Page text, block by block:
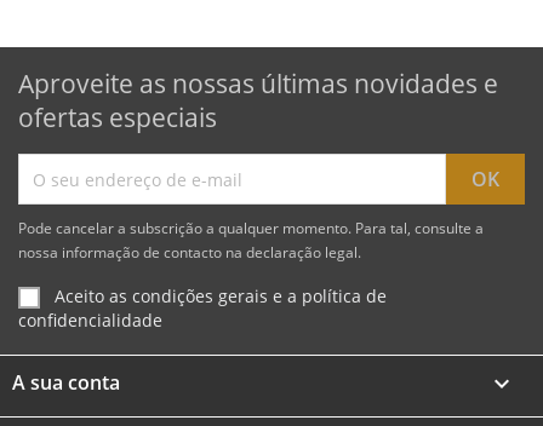
Aproveite as nossas últimas novidades e
ofertas especiais
Pode cancelar a subscrição a qualquer momento. Para tal, consulte a
nossa informação de contacto na declaração legal.
Aceito as condições gerais e a política de
confidencialidade
A sua conta 